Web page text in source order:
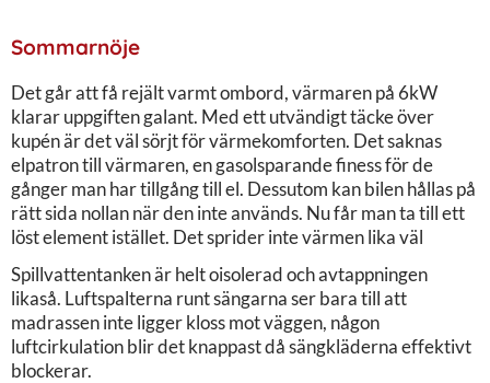
Sommarnöje
Det går att få rejält varmt ombord, värmaren på 6kW
klarar uppgiften galant. Med ett utvändigt täcke över
kupén är det väl sörjt för värmekomforten. Det saknas
elpatron till värmaren, en gasolsparande finess för de
gånger man har tillgång till el. Dessutom kan bilen hållas på
rätt sida nollan när den inte används. Nu får man ta till ett
löst element istället. Det sprider inte värmen lika väl
Spillvattentanken är helt oisolerad och avtappningen
likaså. Luftspalterna runt sängarna ser bara till att
madrassen inte ligger kloss mot väggen, någon
luftcirkulation blir det knappast då sängkläderna effektivt
blockerar.